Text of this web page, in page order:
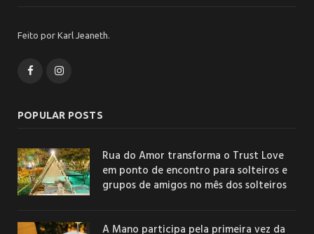
Feito por Karl Jeaneth.
FacebookInstagram
POPULAR POSTS
Rua do Amor transforma o Trust Love
em ponto de encontro para solteiros e
grupos de amigos no mês dos solteiros
A Mano participa pela primeira vez da